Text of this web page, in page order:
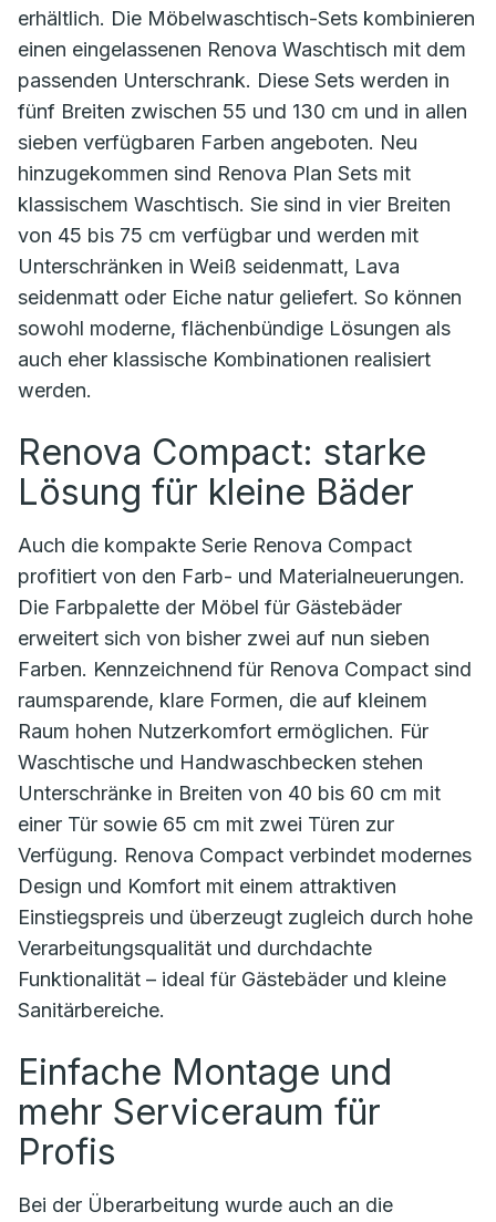
erhältlich. Die Möbelwaschtisch-Sets kombinieren
einen eingelassenen Renova Waschtisch mit dem
passenden Unterschrank. Diese Sets werden in
fünf Breiten zwischen 55 und 130 cm und in allen
sieben verfügbaren Farben angeboten. Neu
hinzugekommen sind Renova Plan Sets mit
klassischem Waschtisch. Sie sind in vier Breiten
von 45 bis 75 cm verfügbar und werden mit
Unterschränken in Weiß seidenmatt, Lava
seidenmatt oder Eiche natur geliefert. So können
sowohl moderne, flächenbündige Lösungen als
auch eher klassische Kombinationen realisiert
werden.
Renova Compact: starke
Lösung für kleine Bäder
Auch die kompakte Serie Renova Compact
profitiert von den Farb- und Materialneuerungen.
Die Farbpalette der Möbel für Gästebäder
erweitert sich von bisher zwei auf nun sieben
Farben. Kennzeichnend für Renova Compact sind
raumsparende, klare Formen, die auf kleinem
Raum hohen Nutzerkomfort ermöglichen. Für
Waschtische und Handwaschbecken stehen
Unterschränke in Breiten von 40 bis 60 cm mit
einer Tür sowie 65 cm mit zwei Türen zur
Verfügung. Renova Compact verbindet modernes
Design und Komfort mit einem attraktiven
Einstiegspreis und überzeugt zugleich durch hohe
Verarbeitungsqualität und durchdachte
Funktionalität – ideal für Gästebäder und kleine
Sanitärbereiche.
Einfache Montage und
mehr Serviceraum für
Profis
Bei der Überarbeitung wurde auch an die